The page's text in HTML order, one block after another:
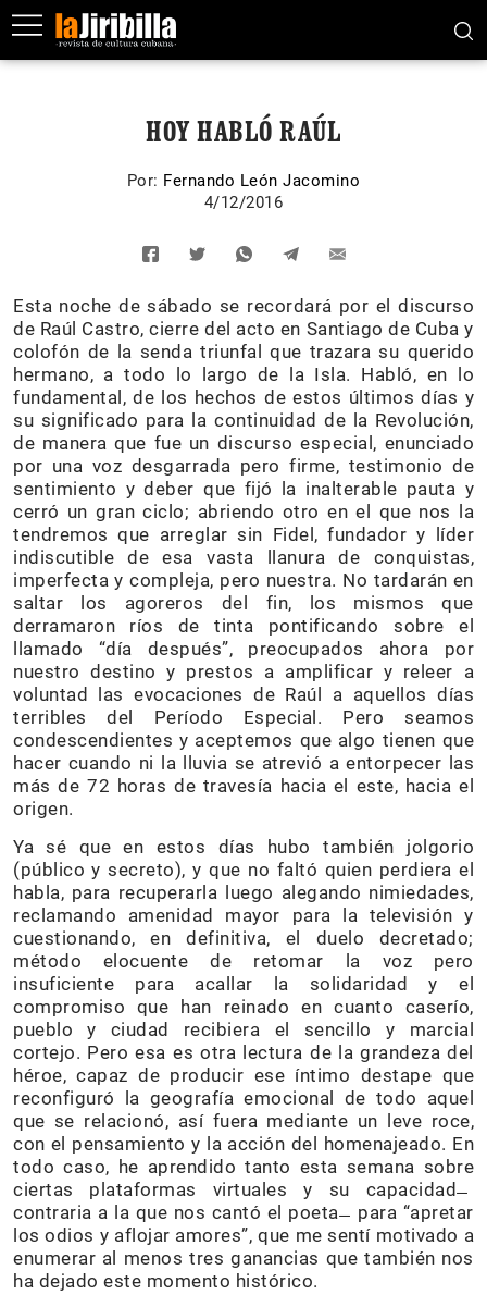
HOY HABLÓ RAÚL
Por: Fernando León Jacomino
4/12/2016
Esta noche de sábado se recordará por el discurso
de Raúl Castro, cierre del acto en Santiago de Cuba y
colofón de la senda triunfal que trazara su querido
hermano, a todo lo largo de la Isla. Habló, en lo
fundamental, de los hechos de estos últimos días y
su significado para la continuidad de la Revolución,
de manera que fue un discurso especial, enunciado
por una voz desgarrada pero firme, testimonio de
sentimiento y deber que fijó la inalterable pauta y
cerró un gran ciclo; abriendo otro en el que nos la
tendremos que arreglar sin Fidel, fundador y líder
indiscutible de esa vasta llanura de conquistas,
imperfecta y compleja, pero nuestra. No tardarán en
saltar los agoreros del fin, los mismos que
derramaron ríos de tinta pontificando sobre el
llamado “día después”, preocupados ahora por
nuestro destino y prestos a amplificar y releer a
voluntad las evocaciones de Raúl a aquellos días
terribles del Período Especial. Pero seamos
condescendientes y aceptemos que algo tienen que
hacer cuando ni la lluvia se atrevió a entorpecer las
más de 72 horas de travesía hacia el este, hacia el
origen.
Ya sé que en estos días hubo también jolgorio
(público y secreto), y que no faltó quien perdiera el
habla, para recuperarla luego alegando nimiedades,
reclamando amenidad mayor para la televisión y
cuestionando, en definitiva, el duelo decretado;
método elocuente de retomar la voz pero
insuficiente para acallar la solidaridad y el
compromiso que han reinado en cuanto caserío,
pueblo y ciudad recibiera el sencillo y marcial
cortejo. Pero esa es otra lectura de la grandeza del
héroe, capaz de producir ese íntimo destape que
reconfiguró la geografía emocional de todo aquel
que se relacionó, así fuera mediante un leve roce,
con el pensamiento y la acción del homenajeado. En
todo caso, he aprendido tanto esta semana sobre
ciertas plataformas virtuales y su capacidad ̶
contraria a la que nos cantó el poeta ̶ para “apretar
los odios y aflojar amores”, que me sentí motivado a
enumerar al menos tres ganancias que también nos
ha dejado este momento histórico.